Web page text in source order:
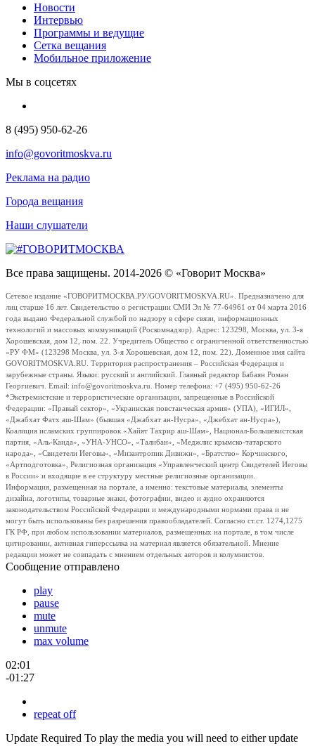
Новости
Интервью
Программы и ведущие
Сетка вещания
Мобильное приложение
Мы в соцсетях
8 (495) 950-62-26
info@govoritmoskva.ru
Реклама на радио
Города вещания
Наши слушатели
Все права защищены. 2014-2026 © «Говорит Москва»
Сетевое издание «ГОВОРИТМОСКВА.РУ/GOVORITMOSKVA.RU». Предназначено для
лиц старше 16 лет. Свидетельство о регистрации СМИ Эл № 77-64961 от 04 марта 2016
года выдано Федеральной службой по надзору в сфере связи, информационных
технологий и массовых коммуникаций (Роскомнадзор). Адрес: 123298, Москва, ул. 3-я
Хорошевская, дом 12, пом. 22. Учредитель Общество с ограниченной ответственностью
«РУ ФМ» (123298 Москва, ул. 3-я Хорошевская, дом 12, пом. 22). Доменное имя сайта
GOVORITMOSKVA.RU. Территория распространения – Российская Федерация и
зарубежные страны. Языки: русский и английский. Главный редактор Бабаян Роман
Георгиевич. Email: info@govoritmoskva.ru. Номер телефона: +7 (495) 950-62-26
*Экстремистские и террористические организации, запрещенные в Российской
Федерации: «Правый сектор», «Украинская повстанческая армия» (УПА), «ИГИЛ»,
«Джабхат Фатх аш-Шам» (бывшая «Джабхат ан-Нусра», «Джебхат ан-Нусра»),
Коалиция исламских группировок «Хайят Тахрир аш-Шам», Национал-Большевистская
партия, «Аль-Каида», «УНА-УНСО», «Талибан», «Меджлис крымско-татарского
народа», «Свидетели Иеговы», «Мизантропик Дивижн», «Братство» Корчинского,
«Артподготовка», Религиозная организация «Управленческий центр Свидетелей Иеговы
в России» и входящие в ее структуру местные религиозные организации.
Информация, размещенная на портале, а именно: текстовые материалы, элементы
дизайна, логотипы, товарные знаки, фотографии, видео и аудио охраняются
законодательством Российской Федерации и международными нормами права и не
могут быть использованы без разрешения правообладателей. Согласно ст.ст. 1274,1275
ГК РФ, при любом использовании материалов, размещенных на портале, в том числе
цитировании, активная гиперссылка на материал является обязательной. Мнение
редакции может не совпадать с мнением отдельных авторов и колумнистов.
Сообщение отправлено
play
pause
mute
unmute
max volume
02:01
-01:27
repeat off
Update Required To play the media you will need to either update